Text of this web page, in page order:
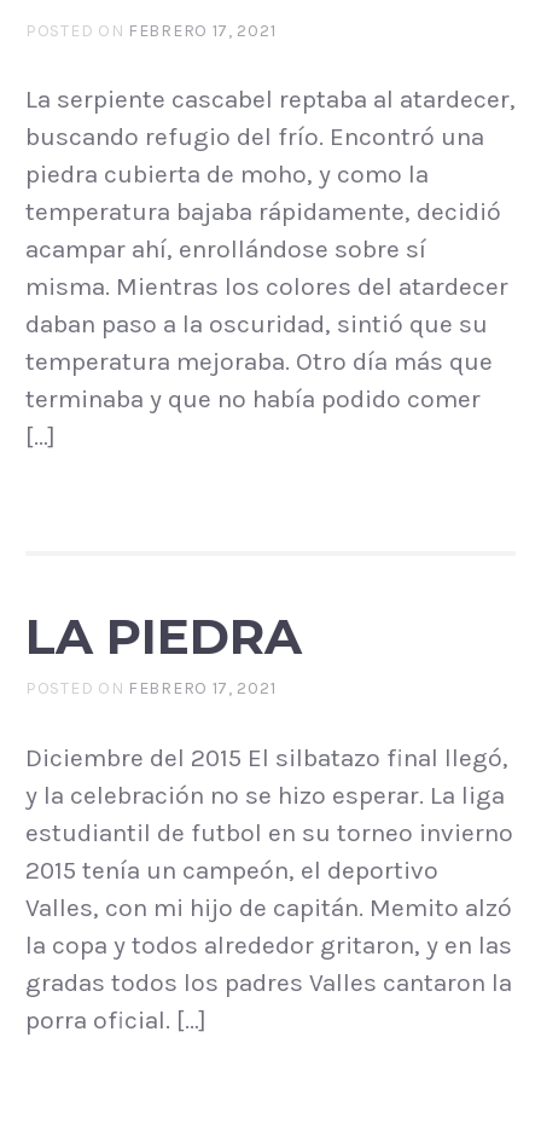
POSTED ON FEBRERO 17, 2021
La serpiente cascabel reptaba al atardecer,
buscando refugio del frío. Encontró una
piedra cubierta de moho, y como la
temperatura bajaba rápidamente, decidió
acampar ahí, enrollándose sobre sí
misma. Mientras los colores del atardecer
daban paso a la oscuridad, sintió que su
temperatura mejoraba. Otro día más que
terminaba y que no había podido comer
[…]
LA PIEDRA
POSTED ON FEBRERO 17, 2021
Diciembre del 2015 El silbatazo final llegó,
y la celebración no se hizo esperar. La liga
estudiantil de futbol en su torneo invierno
2015 tenía un campeón, el deportivo
Valles, con mi hijo de capitán. Memito alzó
la copa y todos alrededor gritaron, y en las
gradas todos los padres Valles cantaron la
porra oficial. […]